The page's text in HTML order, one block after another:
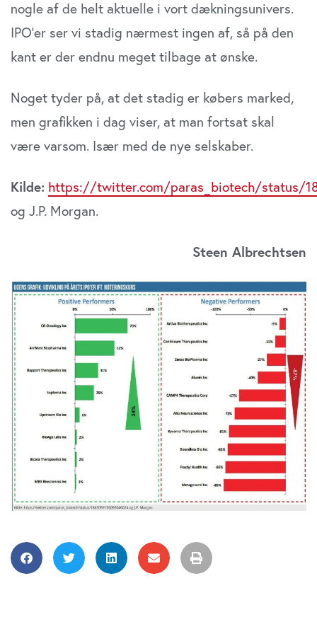
nogle af de helt aktuelle i vort dækningsunivers.
IPO’er ser vi stadig nærmest ingen af, så på den
kant er der endnu meget tilbage at ønske.
Noget tyder på, at det stadig er købers marked,
men grafikken i dag viser, at man fortsat skal
være varsom. Især med de nye selskaber.
Kilde: https://twitter.com/paras_biotech/status/
og J.P. Morgan.
Steen Albrechtsen